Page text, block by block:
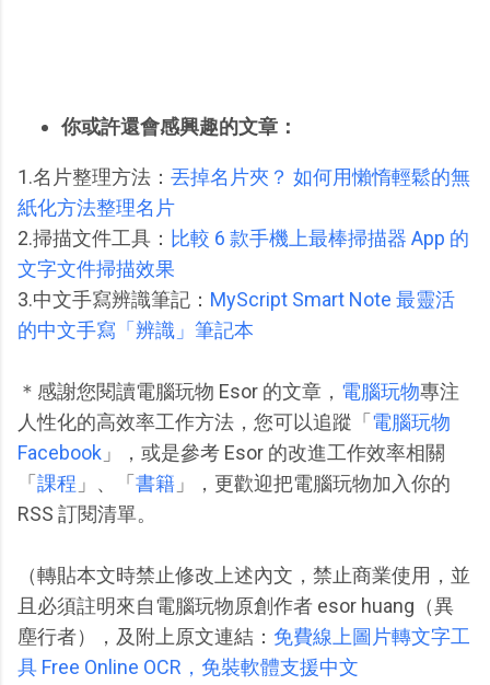
你或許還會感興趣的文章：
1.名片整理方法： 丟掉名片夾？ 如何用懶惰輕鬆的無
紙化方法整理名片
2.掃描文件工具： 比較 6 款手機上最棒掃描器 App 的
文字文件掃描效果
3.中文手寫辨識筆記： MyScript Smart Note 最靈活
的中文手寫「辨識」筆記本
＊感謝您閱讀電腦玩物 Esor 的文章， 電腦玩物專注
人性化的高效率工作方法，您可以追蹤「 電腦玩物
Facebook 」，或是參考 Esor 的改進工作效率相關
「 課程 」、「 書籍 」，更歡迎把電腦玩物加入你的
RSS 訂閱清單。
（轉貼本文時禁止修改上述內文，禁止商業使用，並
且必須註明來自電腦玩物原創作者 esor huang（異
塵行者），及附上原文連結： 免費線上圖片轉文字工
具 Free Online OCR，免裝軟體支援中文